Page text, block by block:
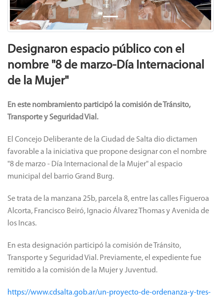
Designaron espacio público con el
nombre "8 de marzo-Día Internacional
de la Mujer"
En este nombramiento participó la comisión de Tránsito,
Transporte y Seguridad Vial.
El Concejo Deliberante de la Ciudad de Salta dio dictamen
favorable a la iniciativa que propone designar con el nombre
"8 de marzo - Día Internacional de la Mujer" al espacio
municipal del barrio Grand Burg.
Se trata de la manzana 25b, parcela 8, entre las calles Figueroa
Alcorta, Francisco Beiró, Ignacio Álvarez Thomas y Avenida de
los Incas.
En esta designación participó la comisión de Tránsito,
Transporte y Seguridad Vial. Previamente, el expediente fue
remitido a la comisión de la Mujer y Juventud.
https://www.cdsalta.gob.ar/un-proyecto-de-ordenanza-y-tres-